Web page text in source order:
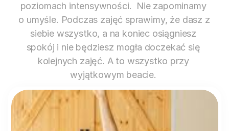
poziomach intensywności.  Nie zapominamy
o umyśle. Podczas zajęć sprawimy, że dasz z
siebie wszystko, a na koniec osiągniesz
spokój i nie będziesz mogła doczekać się
kolejnych zajęć. A to wszystko przy
wyjątkowym beacie.